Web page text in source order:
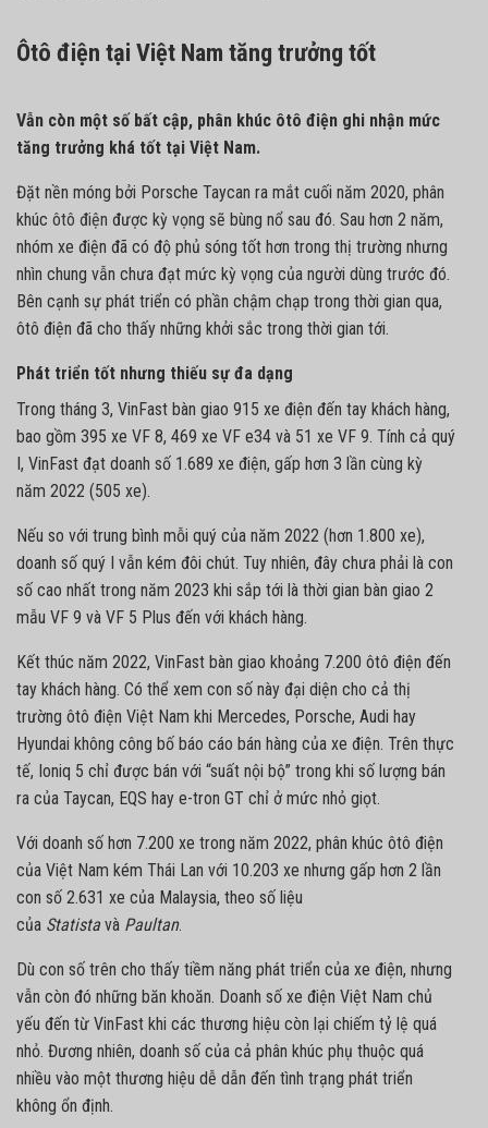
Ôtô điện tại Việt Nam tăng trưởng tốt
Vẫn còn một số bất cập, phân khúc ôtô điện ghi nhận mức
tăng trưởng khá tốt tại Việt Nam.
Đặt nền móng bởi Porsche Taycan ra mắt cuối năm 2020, phân
khúc ôtô điện được kỳ vọng sẽ bùng nổ sau đó. Sau hơn 2 năm,
nhóm xe điện đã có độ phủ sóng tốt hơn trong thị trường nhưng
nhìn chung vẫn chưa đạt mức kỳ vọng của người dùng trước đó.
Bên cạnh sự phát triển có phần chậm chạp trong thời gian qua,
ôtô điện đã cho thấy những khởi sắc trong thời gian tới.
Phát triển tốt nhưng thiếu sự đa dạng
Trong tháng 3, VinFast bàn giao 915 xe điện đến tay khách hàng,
bao gồm 395 xe VF 8, 469 xe VF e34 và 51 xe VF 9. Tính cả quý
I, VinFast đạt doanh số 1.689 xe điện, gấp hơn 3 lần cùng kỳ
năm 2022 (505 xe).
Nếu so với trung bình mỗi quý của năm 2022 (hơn 1.800 xe),
doanh số quý I vẫn kém đôi chút. Tuy nhiên, đây chưa phải là con
số cao nhất trong năm 2023 khi sắp tới là thời gian bàn giao 2
mẫu VF 9 và VF 5 Plus đến với khách hàng.
Kết thúc năm 2022, VinFast bàn giao khoảng 7.200 ôtô điện đến
tay khách hàng. Có thể xem con số này đại diện cho cả thị
trường ôtô điện Việt Nam khi Mercedes, Porsche, Audi hay
Hyundai không công bố báo cáo bán hàng của xe điện. Trên thực
tế, Ioniq 5 chỉ được bán với “suất nội bộ” trong khi số lượng bán
ra của Taycan, EQS hay e-tron GT chỉ ở mức nhỏ giọt.
Với doanh số hơn 7.200 xe trong năm 2022, phân khúc ôtô điện
của Việt Nam kém Thái Lan với 10.203 xe nhưng gấp hơn 2 lần
con số 2.631 xe của Malaysia, theo số liệu
của Statista và Paultan.
Dù con số trên cho thấy tiềm năng phát triển của xe điện, nhưng
vẫn còn đó những băn khoăn. Doanh số xe điện Việt Nam chủ
yếu đến từ VinFast khi các thương hiệu còn lại chiếm tỷ lệ quá
nhỏ. Đương nhiên, doanh số của cả phân khúc phụ thuộc quá
nhiều vào một thương hiệu dễ dẫn đến tình trạng phát triển
không ổn định.